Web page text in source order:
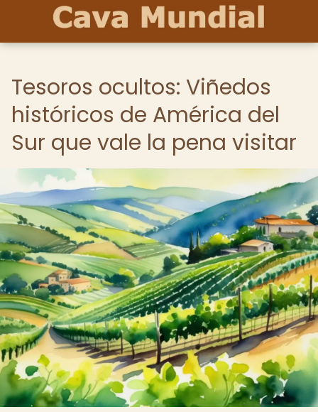
Tesoros ocultos: Viñedos
históricos de América del
Sur que vale la pena visitar